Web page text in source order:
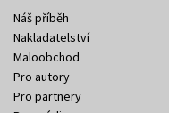
Náš příběh
Nakladatelství
Maloobchod
Pro autory
Pro partnery